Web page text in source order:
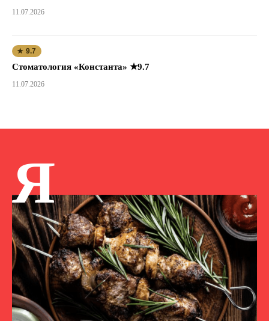
11.07.2026
★ 9.7
Стоматология «Константа» ★9.7
11.07.2026
Я